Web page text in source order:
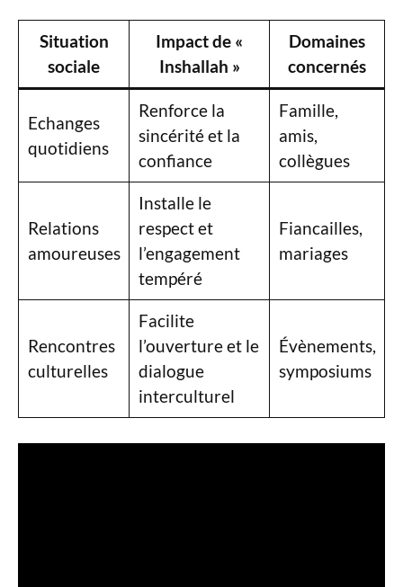
Situation
sociale
Impact de «
Inshallah »
Domaines
concernés
Echanges
quotidiens
Renforce la
sincérité et la
confiance
Famille,
amis,
collègues
Relations
amoureuses
Installe le
respect et
l’engagement
tempéré
Fiancailles,
mariages
Rencontres
culturelles
Facilite
l’ouverture et le
dialogue
interculturel
Évènements,
symposiums